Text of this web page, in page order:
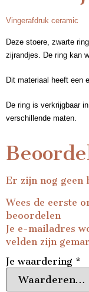
Vingerafdruk ceramic
Deze stoere, zwarte
zijrandjes. De ring kan
Dit materiaal heeft een
De ring is verkrijgbaar
verschillende maten.
Er zijn nog geen
Wees de eerste
beoordelen
Je e-mailadres
velden zijn
Je waardering *